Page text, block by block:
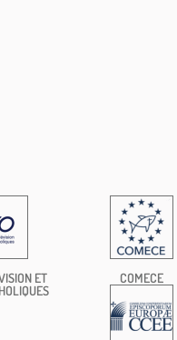
ET
COMECE